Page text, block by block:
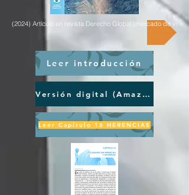
(2024) Artículo en revista Derecho Global (mercado de
Leer introducción
Versión digital (Amazon)
Leer Capítulo 16 HERENCIAS